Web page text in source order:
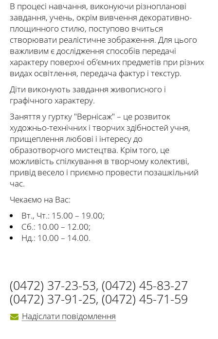
В процесі навчання, виконуючи різнопланові
завдання, учень, окрім вивчення декоративно-
площинного стилю, поступово вчиться
створювати реалістичне зображення. Для цього
важливим є дослідження способів передачі
характеру поверхні об’ємних предметів при різних
видах освітлення, передача фактур і текстур.
Діти виконують завдання живописного і
графічного характеру.
Заняття у гуртку "Вернісаж" – це розвиток
художньо-технічних і творчих здібностей учня,
прищеплення любові і інтересу до
образотворчого мистецтва. Крім того, це
можливість спілкування в творчому колективі,
привід весело і приємно провести позашкільний
час.
Чекаємо на Вас:
Вт., Чт.: 15.00 – 19.00;
Сб.: 10.00 – 12.00;
Нд.: 10.00 – 14.00.
(0472) 37-23-53, (0472) 45-83-27
(0472) 37-91-25, (0472) 45-71-59
Надіслати повідомлення